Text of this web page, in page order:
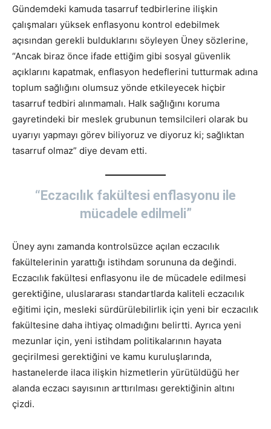
Gündemdeki kamuda tasarruf tedbirlerine ilişkin
çalışmaları yüksek enflasyonu kontrol edebilmek
açısından gerekli bulduklarını söyleyen Üney sözlerine,
“Ancak biraz önce ifade ettiğim gibi sosyal güvenlik
açıklarını kapatmak, enflasyon hedeflerini tutturmak adına
toplum sağlığını olumsuz yönde etkileyecek hiçbir
tasarruf tedbiri alınmamalı. Halk sağlığını koruma
gayretindeki bir meslek grubunun temsilcileri olarak bu
uyarıyı yapmayı görev biliyoruz ve diyoruz ki; sağlıktan
tasarruf olmaz” diye devam etti.
“Eczacılık fakültesi enflasyonu ile
mücadele edilmeli”
Üney aynı zamanda kontrolsüzce açılan eczacılık
fakültelerinin yarattığı istihdam sorununa da değindi.
Eczacılık fakültesi enflasyonu ile de mücadele edilmesi
gerektiğine, uluslararası standartlarda kaliteli eczacılık
eğitimi için, mesleki sürdürülebilirlik için yeni bir eczacılık
fakültesine daha ihtiyaç olmadığını belirtti. Ayrıca yeni
mezunlar için, yeni istihdam politikalarının hayata
geçirilmesi gerektiğini ve kamu kuruluşlarında,
hastanelerde ilaca ilişkin hizmetlerin yürütüldüğü her
alanda eczacı sayısının arttırılması gerektiğinin altını
çizdi.